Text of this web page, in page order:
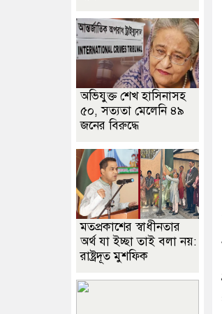
অভিযুক্ত শেখ হাসিনাসহ
৫০, সত্যতা মেলেনি ৪৯
জনের বিরুদ্ধে
মতপ্রকাশের স্বাধীনতার
অর্থ যা ইচ্ছা তাই বলা নয়:
রাষ্ট্রদূত মুশফিক